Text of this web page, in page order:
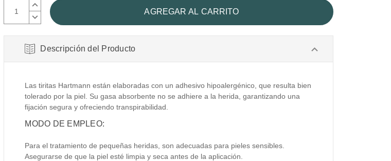
AUMENTAR
CANTIDAD:
DISMINUIR
CANTIDAD:
Descripción del Producto
Las tiritas Hartmann están elaboradas con un adhesivo hipoalergénico, que resulta bien
tolerado por la piel. Su gasa absorbente no se adhiere a la herida, garantizando una
fijación segura y ofreciendo transpirabilidad.
MODO DE EMPLEO:
Para el tratamiento de pequeñas heridas, son adecuadas para pieles sensibles.
Asegurarse de que la piel esté limpia y seca antes de la aplicación.